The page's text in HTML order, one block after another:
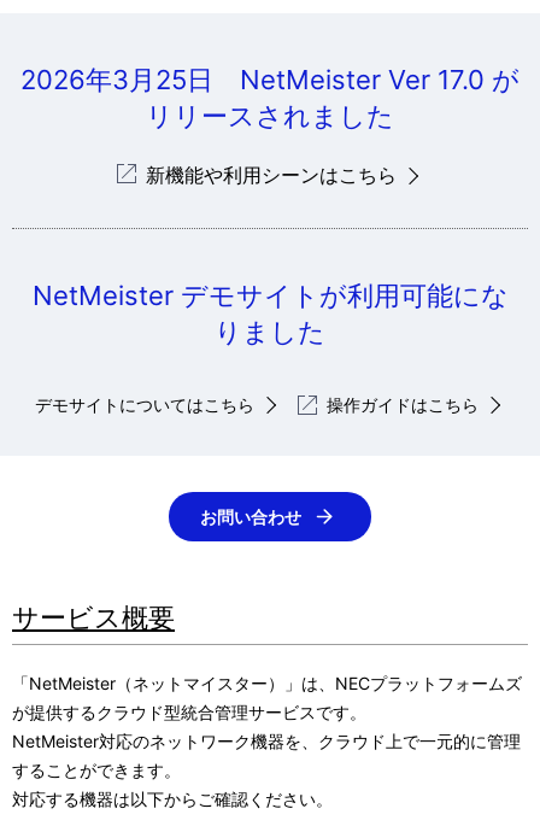
2026年3月25日 NetMeister Ver 17.0 が
リリースされました
新機能や利用シーンはこちら
NetMeister デモサイトが利用可能にな
りました
デモサイトについてはこちら 操作ガイドはこちら
お問い合わせ
サービス概要
「NetMeister（ネットマイスター）」は、NECプラットフォームズ
が提供するクラウド型統合管理サービスです。
NetMeister対応のネットワーク機器を、クラウド上で一元的に管理
することができます。
対応する機器は以下からご確認ください。